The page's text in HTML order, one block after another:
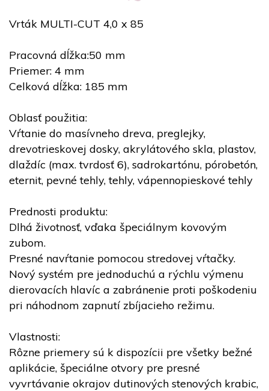
Vrták MULTI-CUT 4,0 x 85
Pracovná dĺžka:50 mm
Priemer: 4 mm
Celková dĺžka: 185 mm
Oblasť použitia:
Vŕtanie do masívneho dreva, preglejky,
drevotrieskovej dosky, akrylátového skla, plastov,
dlaždíc (max. tvrdosť 6), sadrokartónu, pórobetón,
eternit, pevné tehly, tehly, vápennopieskové tehly
Prednosti produktu:
Dlhá životnosť, vďaka špeciálnym kovovým
zubom.
Presné navŕtanie pomocou stredovej vŕtačky.
Nový systém pre jednoduchú a rýchlu výmenu
dierovacích hlavíc a zabránenie proti poškodeniu
pri náhodnom zapnutí zbíjacieho režimu.
Vlastnosti:
Rôzne priemery sú k dispozícii pre všetky bežné
aplikácie, špeciálne otvory pre presné
vyvrtávanie okrajov dutinových stenových krabic,